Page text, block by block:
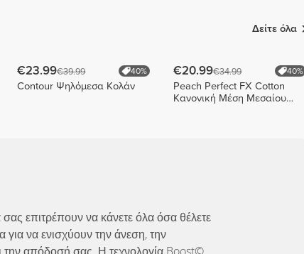
Δείτε όλα
€23.99€39.99 40%
Contour Ψηλόμεσα Κολάν
€20.99€34.99 40%
Peach Perfect FX Cotton
Κανονική Μέση Μεσαίου
επιτρέπουν να κάνετε όλα όσα θέλετε
για να ενισχύουν την άνεση, την